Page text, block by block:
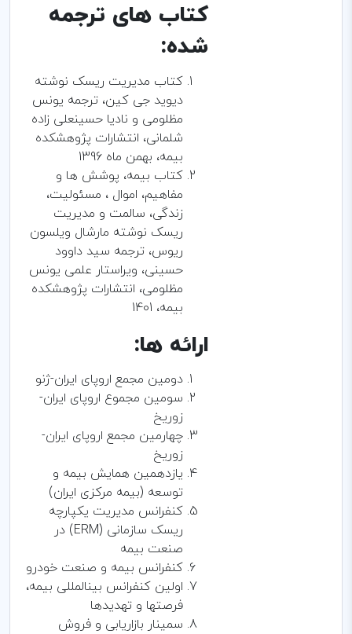
کتاب های ترجمه
شده:
کتاب مدیریت ریسک نوشته
دیوید جی کین، ترجمه یونس
مظلومی و نادیا حسینعلی زاده
شلمانی، انتشارات پژوهشکده
بیمه، بهمن ماه 1396
کتاب بیمه، پوشش ها و
مفاهیم، اموال ، مسئولیت،
زندگی، سالمت و مدیریت
ریسک نوشته مارشال ویلسون
ریوس، ترجمه سید داوود
حسینی، ویراستار علمی یونس
مظلومی، انتشارات پژوهشکده
بیمه، 1401
ارائه ها:
دومین مجمع اروپای ایران-ژنو
سومین مجموع اروپای ایران-
زوریخ
چهارمین مجمع اروپای ایران-
زوریخ
یازدهمین همایش بیمه و
توسعه (بیمه مرکزی ایران)
کنفرانس مدیریت یکپارچه
ریسک سازمانی (ERM) در
صنعت بیمه
کنفرانس بیمه و صنعت خودرو
اولین کنفرانس بینالمللی بیمه،
فرصتها و تهدیدها
سمینار بازاریابی و فروش